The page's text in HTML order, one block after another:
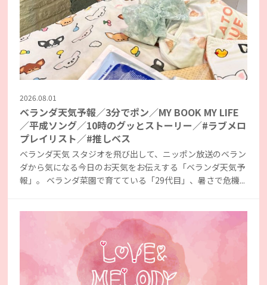
2026.08.01
ベランダ天気予報／3分でポン／MY BOOK MY LIFE
／平成ソング／10時のグッとストーリー／#ラブメロ
プレイリスト／#推しベス
ベランダ天気 スタジオを飛び出して、ニッポン放送のベラン
ダから気になる今日のお天気をお伝えする「ベランダ天気予
報」。 ベランダ菜園で育てている「29代目」、暑さで危機...